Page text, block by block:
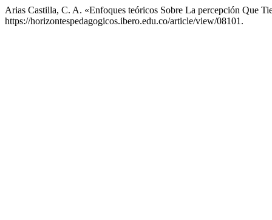
Arias Castilla, C. A. «Enfoques teóricos Sobre La percepción Que
https://horizontespedagogicos.ibero.edu.co/article/view/08101.